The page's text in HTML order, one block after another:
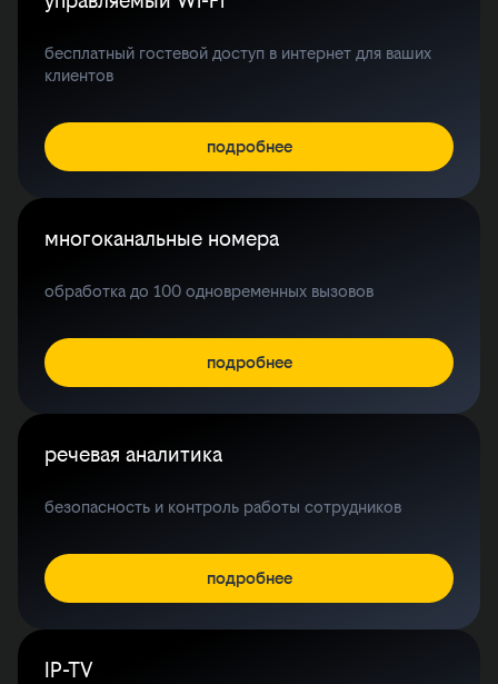
бесплатный гостевой доступ в интернет для ваших
клиентов
подробнее
многоканальные номера
обработка до 100 одновременных вызовов
подробнее
речевая аналитика
безопасность и контроль работы сотрудников
подробнее
IP-TV